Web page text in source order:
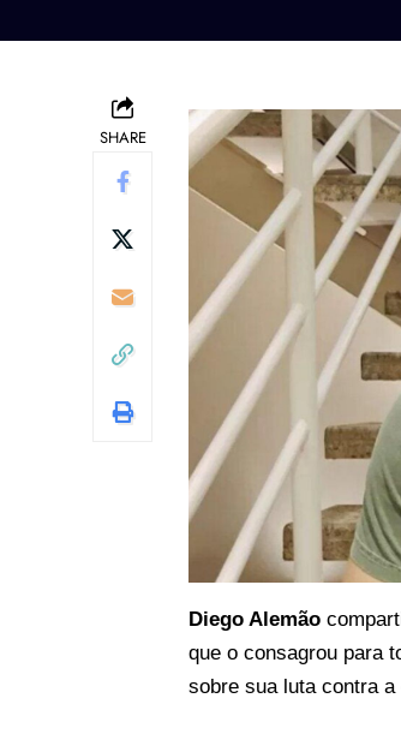
SHARE
Diego Alemão
que o consagrou para
sobre sua luta contra